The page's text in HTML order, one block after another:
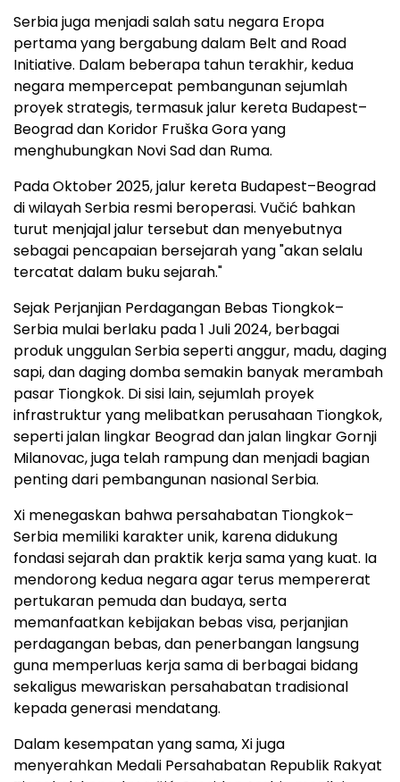
Serbia juga menjadi salah satu negara Eropa
pertama yang bergabung dalam Belt and Road
Initiative. Dalam beberapa tahun terakhir, kedua
negara mempercepat pembangunan sejumlah
proyek strategis, termasuk jalur kereta Budapest–
Beograd dan Koridor Fruška Gora yang
menghubungkan Novi Sad dan Ruma.
Pada Oktober 2025, jalur kereta Budapest–Beograd
di wilayah Serbia resmi beroperasi. Vučić bahkan
turut menjajal jalur tersebut dan menyebutnya
sebagai pencapaian bersejarah yang "akan selalu
tercatat dalam buku sejarah."
Sejak Perjanjian Perdagangan Bebas Tiongkok–
Serbia mulai berlaku pada 1 Juli 2024, berbagai
produk unggulan Serbia seperti anggur, madu, daging
sapi, dan daging domba semakin banyak merambah
pasar Tiongkok. Di sisi lain, sejumlah proyek
infrastruktur yang melibatkan perusahaan Tiongkok,
seperti jalan lingkar Beograd dan jalan lingkar Gornji
Milanovac, juga telah rampung dan menjadi bagian
penting dari pembangunan nasional Serbia.
Xi menegaskan bahwa persahabatan Tiongkok–
Serbia memiliki karakter unik, karena didukung
fondasi sejarah dan praktik kerja sama yang kuat. Ia
mendorong kedua negara agar terus mempererat
pertukaran pemuda dan budaya, serta
memanfaatkan kebijakan bebas visa, perjanjian
perdagangan bebas, dan penerbangan langsung
guna memperluas kerja sama di berbagai bidang
sekaligus mewariskan persahabatan tradisional
kepada generasi mendatang.
Dalam kesempatan yang sama, Xi juga
menyerahkan Medali Persahabatan Republik Rakyat